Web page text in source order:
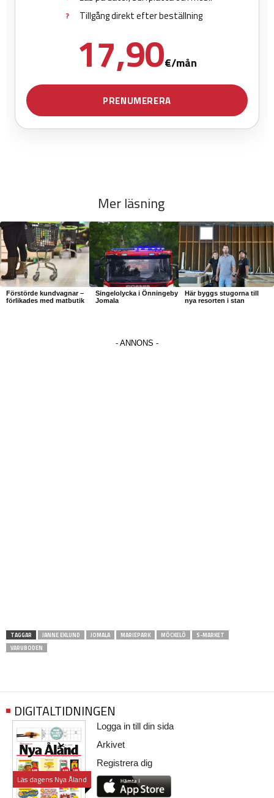
Mer läsning
Förstörde kundvagnar –
förlikades med matbutik
Singelolycka i Önningeby
Jomala
Här byggs stugorna till
nya resorten i stan
TAGGAR JANNE EKLUND JOMALA MARIEPARK MÖCKELÖ
S-MARKET
VARUBODEN
DIGITALTIDNINGEN
Läs dagens Nya Åland
Logga in till din sida
Arkivet
Registrera dig